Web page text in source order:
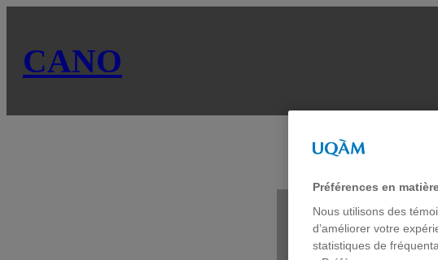
CANO
Préférences en
Nous utilisons des
d’améliorer votre
statistiques de